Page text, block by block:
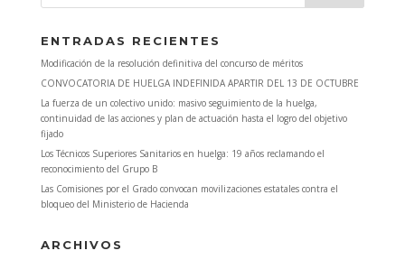
ENTRADAS RECIENTES
Modificación de la resolución definitiva del concurso de méritos
CONVOCATORIA DE HUELGA INDEFINIDA APARTIR DEL 13 DE OCTUBRE
La fuerza de un colectivo unido: masivo seguimiento de la huelga,
continuidad de las acciones y plan de actuación hasta el logro del objetivo
fijado
Los Técnicos Superiores Sanitarios en huelga: 19 años reclamando el
reconocimiento del Grupo B
Las Comisiones por el Grado convocan movilizaciones estatales contra el
bloqueo del Ministerio de Hacienda
ARCHIVOS